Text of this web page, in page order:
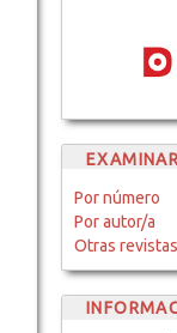
EXAMINAR
Por número
Por autor/a
Otras revistas